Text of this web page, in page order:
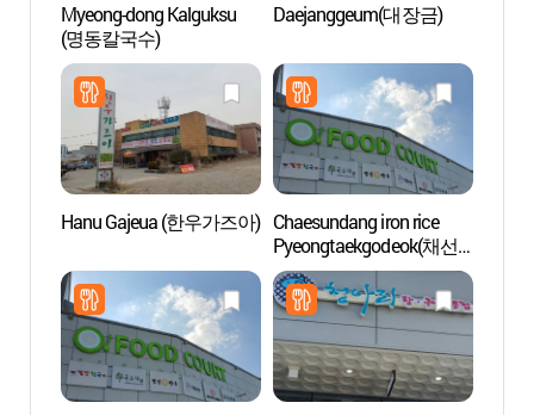
Myeong-dong Kalguksu
(명동칼국수)
Daejanggeum(대장금)
Hanu Gajeua (한우가즈아) Chaesundang iron rice
Pyeongtaekgodeok(채선
당가마솥 평택고덕)